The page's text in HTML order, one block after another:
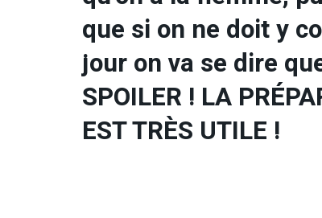
que si on ne doit y
jour on va se dire
SPOILER ! LA
EST TRÈS UTILE !